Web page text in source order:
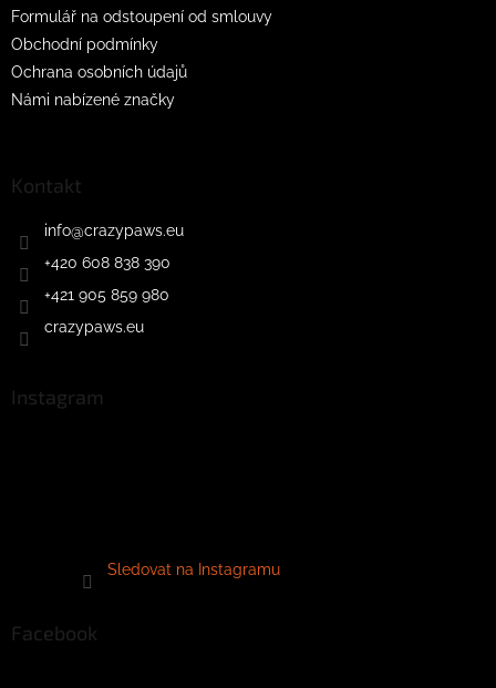
Formulář na odstoupení od smlouvy
Obchodní podmínky
Ochrana osobních údajů
Námi nabízené značky
Kontakt
info@crazypaws.eu
+420 608 838 390
+421 905 859 980
crazypaws.eu
Instagram
Sledovat na Instagramu
Facebook